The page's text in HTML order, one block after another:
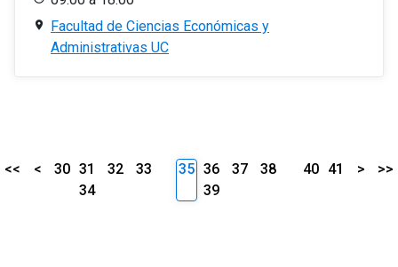
Facultad de Ciencias Económicas y
Administrativas UC
<< < 30 31 32
33
34
35 36 37
38
39
40 41 > >>